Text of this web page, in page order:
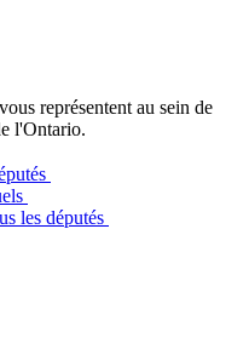
représentent au sein de
l'Ontario.
les députés